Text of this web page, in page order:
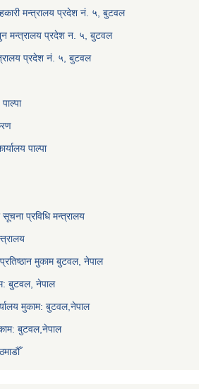
मन्त्रालय प्रदेश नं. ५, बुटवल
मन्त्रालय प्रदेश न. ५, बुटवल
प्रदेश नं. ५, बुटवल
पाल्पा
प्रविधि मन्त्रालय
मुकाम बुटवल, नेपाल
बुटवल, नेपाल
मुकाम: बुटवल,नेपाल
बुटवल,नेपाल